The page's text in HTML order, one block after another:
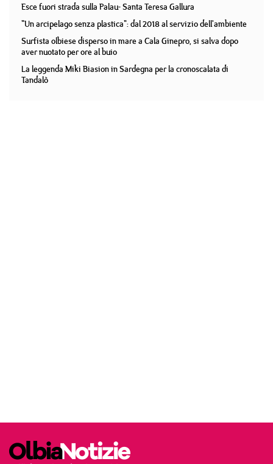
Esce fuori strada sulla Palau- Santa Teresa Gallura
"Un arcipelago senza plastica": dal 2018 al servizio dell'ambiente
Surfista olbiese disperso in mare a Cala Ginepro, si salva dopo
aver nuotato per ore al buio
La leggenda Miki Biasion in Sardegna per la cronoscalata di
Tandalò